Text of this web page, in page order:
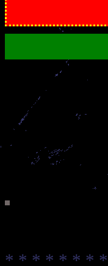
* * * * * * *